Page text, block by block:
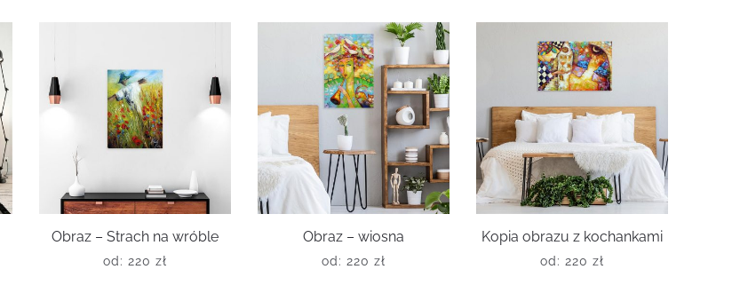
Obraz – Strach na wróble
od: 220 zł
Obraz – wiosna
od: 220 zł
Kopia obrazu z kochankami
od: 220 zł